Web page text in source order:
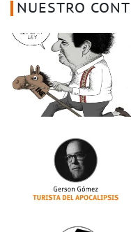
NUESTRO